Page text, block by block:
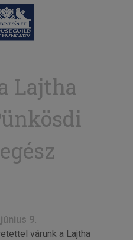
Lajtha
9.
várunk a Lajtha